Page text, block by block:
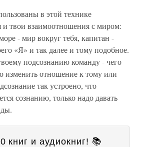
в этой технике
и твои взаимоотношения с миром:
- мир вокруг тебя, капитан -
«Я» и так далее и тому подобное.
подсознанию команду - чего
изменить отношение к тому или
так устроено, что
сознанию, только надо давать
книг и аудиокниг! 📚